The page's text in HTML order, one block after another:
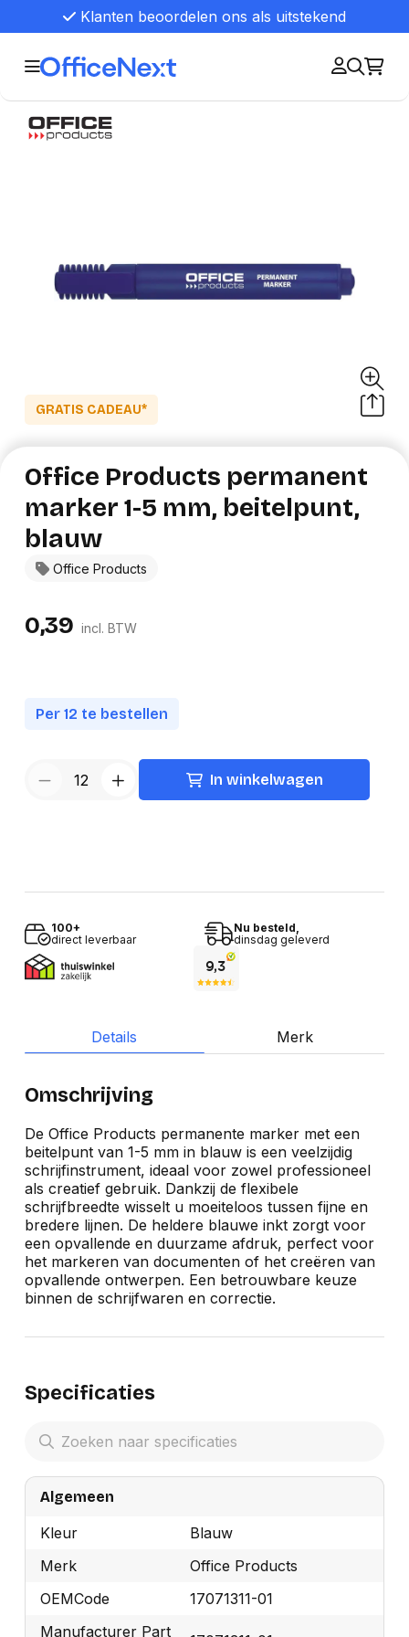
Klanten beoordelen ons als uitstekend
GRATIS CADEAU*
Office Products
Office Products permanent
marker 1-5 mm, beitelpunt,
blauw
0,39 incl. BTW
Per 12 te bestellen
In winkelwagen
100+
direct leverbaar
Nu besteld,
dinsdag geleverd
Details Merk
Omschrijving
De Office Products permanente marker met een
beitelpunt van 1-5 mm in blauw is een veelzijdig
schrijfinstrument, ideaal voor zowel professioneel
als creatief gebruik. Dankzij de flexibele
schrijfbreedte wisselt u moeiteloos tussen fijne en
bredere lijnen. De heldere blauwe inkt zorgt voor
een opvallende en duurzame afdruk, perfect voor
het markeren van documenten of het creëren van
opvallende ontwerpen. Een betrouwbare keuze
binnen de schrijfwaren en correctie.
Specificaties
Algemeen
Kleur
Blauw
Merk
Office Products
OEMCode
17071311-01
Manufacturer Part